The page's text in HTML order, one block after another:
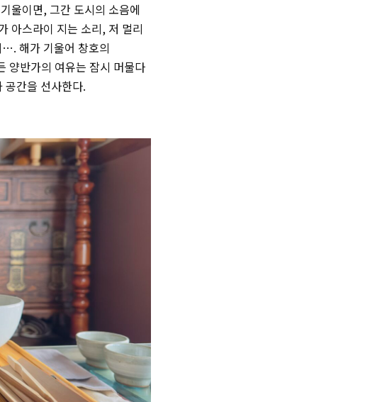
울이면, 그간 도시의 소음에
아스라이 지는 소리, 저 멀리
해가 기울어 창호의
양반가의 여유는 잠시 머물다
공간을 선사한다.